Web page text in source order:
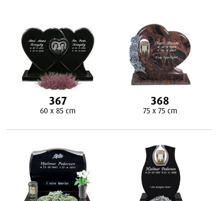
367
60 x 85 cm
368
75 x 75 cm